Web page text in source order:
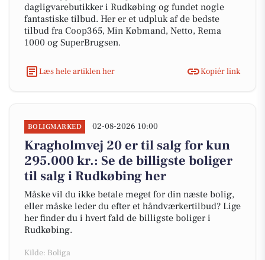
dagligvarebutikker i Rudkøbing og fundet nogle
fantastiske tilbud. Her er et udpluk af de bedste
tilbud fra Coop365, Min Købmand, Netto, Rema
1000 og SuperBrugsen.
Læs hele artiklen her Kopiér link
BOLIGMARKED 02-08-2026 10:00
Kragholmvej 20 er til salg for kun
295.000 kr.: Se de billigste boliger
til salg i Rudkøbing her
Måske vil du ikke betale meget for din næste bolig,
eller måske leder du efter et håndværkertilbud? Lige
her finder du i hvert fald de billigste boliger i
Rudkøbing.
Kilde: Boliga